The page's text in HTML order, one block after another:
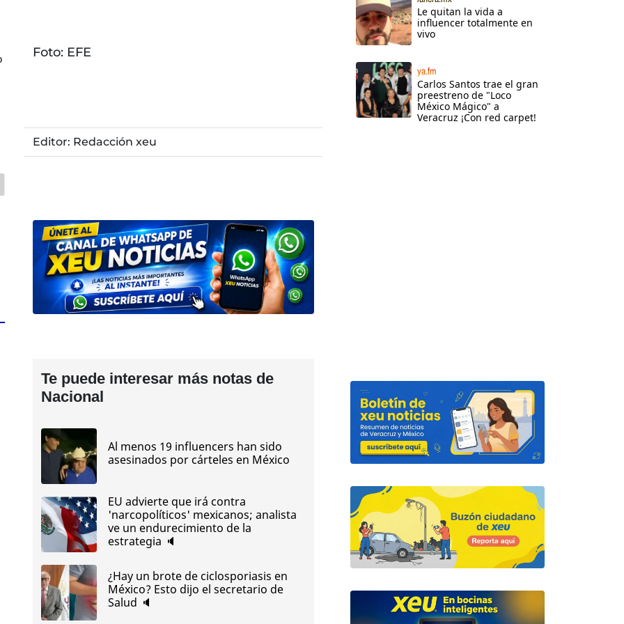
Foto: EFE
Editor: Redacción xeu
Te puede interesar más notas de
Nacional
Al menos 19 influencers han sido
asesinados por cárteles en México
EU advierte que irá contra
'narcopolíticos' mexicanos; analista
ve un endurecimiento de la
estrategia 🔈
¿Hay un brote de ciclosporiasis en
México? Esto dijo el secretario de
Salud 🔈
Le quitan la vida a
influencer totalmente en
vivo
ya.fm
Carlos Santos trae el gran
preestreno de "Loco
México Mágico" a
Veracruz ¡Con red carpet!